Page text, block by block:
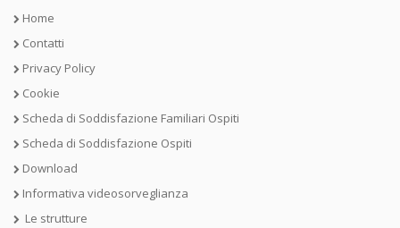
Home
Contatti
Privacy Policy
Cookie
Scheda di Soddisfazione Familiari Ospiti
Scheda di Soddisfazione Ospiti
Download
Informativa videosorveglianza
Le strutture